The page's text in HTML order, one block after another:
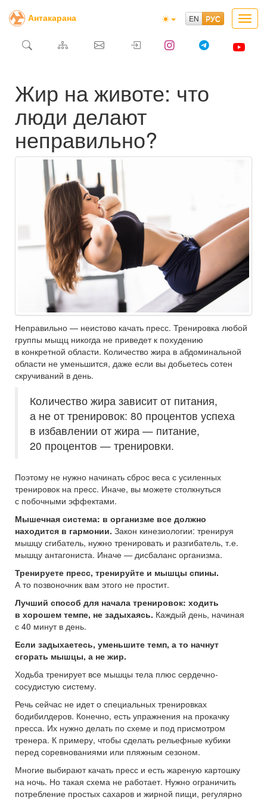
Антакарана
Жир на животе: что
люди делают
неправильно?
Неправильно — неистово качать пресс. Тренировка любой
группы мыщц никогда не приведет к похудению
в конкретной области. Количество жира в абдоминальной
области не уменьшится, даже если вы добьетесь сотен
скручиваний в день.
Количество жира зависит от питания,
а не от тренировок: 80 процентов успеха
в избавлении от жира — питание,
20 процентов — тренировки.
Поэтому не нужно начинать сброс веса с усиленных
тренировок на пресс. Иначе, вы можете столкнуться
с побочными эффектами.
Мышечная система: в организме все должно
находится в гармонии. Закон кинезиологии: тренируя
мышцу сгибатель, нужно тренировать и разгибатель, т.е.
мышцу антагониста. Иначе — дисбаланс организма.
Тренируете пресс, тренируйте и мышцы спины.
А то позвоночник вам этого не простит.
Лучший способ для начала тренировок: ходить
в хорошем темпе, не задыхаясь. Каждый день, начиная
с 40 минут в день.
Если задыхаетесь, уменьшите темп, а то начнут
сгорать мышцы, а не жир.
Ходьба тренирует все мышцы тела плюс сердечно-
сосудистую систему.
Речь сейчас не идет о специальных тренировках
бодибилдеров. Конечно, есть упражнения на прокачку
пресса. Их нужно делать по схеме и под присмотром
тренера. К примеру, чтобы сделать рельефные кубики
перед соревнованиями или пляжным сезоном.
Многие выбирают качать пресс и есть жареную картошку
на ночь. Но такая схема не работает. Нужно ограничить
потребление простых сахаров и жирной пищи, регулярно